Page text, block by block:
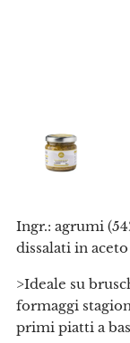
Ingr.: agrumi
dissalati in
>Ideale su
formaggi
primi piatti a